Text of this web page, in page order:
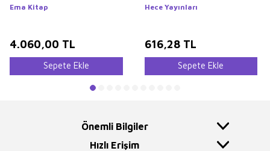
Ema Kitap
4.060,00 TL
Sepete Ekle
Hece Yayınları
616,28TL
Sepete Ekle
Önemli Bilgiler
Hızlı Erişim